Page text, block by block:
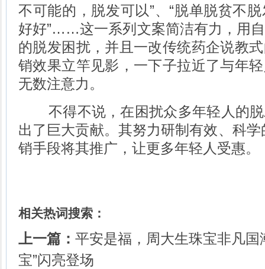
不可能的，脱发可以”、“脱单脱贫不
好好”……这一系列文案简洁有力，用
的脱发困扰，并且一改传统药企说教
销效果立竿见影，一下子拉近了与年
无数注意力。
不得不说，在困扰众多年轻人的脱
出了巨大贡献。其努力研制有效、科
销手段将其推广，让更多年轻人受惠。
相关热词搜索：
上一篇： 平安是福，周大生珠宝非凡国
宝”闪亮登场